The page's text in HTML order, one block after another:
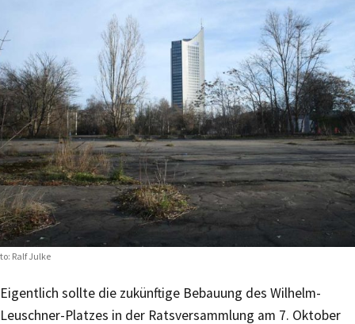
Ralf Julke
Eigentlich sollte die zukünftige Bebauung des Wilhelm-
Leuschner-Platzes in der Ratsversammlung am 7. Oktober